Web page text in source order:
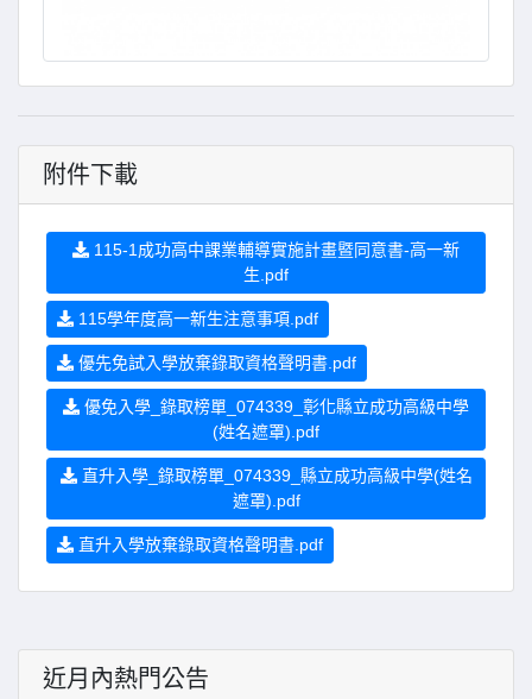
附件下載
115-1成功高中課業輔導實施計畫暨同意書-高一新
生.pdf
115學年度高一新生注意事項.pdf
優先免試入學放棄錄取資格聲明書.pdf
優免入學_錄取榜單_074339_彰化縣立成功高級中學
(姓名遮罩).pdf
直升入學_錄取榜單_074339_縣立成功高級中學(姓名
遮罩).pdf
直升入學放棄錄取資格聲明書.pdf
近月內熱門公告